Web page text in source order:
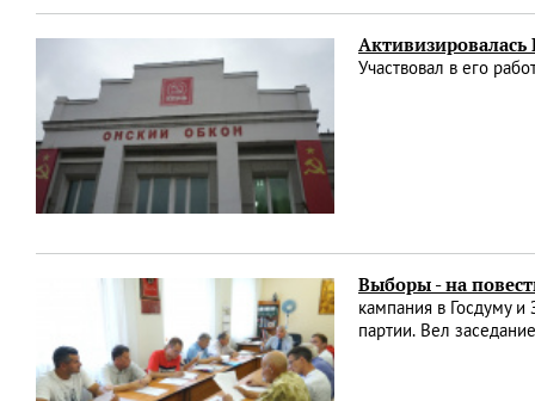
Активизировалась
Участвовал в его
Выборы - на
кампания в Госдуму
партии. Вел